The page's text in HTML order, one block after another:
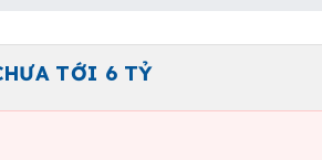
TỚI 6 TỶ